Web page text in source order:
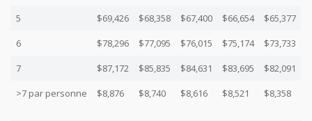
5
$69,426 $68,358 $67,400 $66,654
$65,377
6
$78,296 $77,095 $76,015 $75,174
$73,733
7
$87,172 $85,835 $84,631 $83,695
$82,091
>7 par personne
$8,876 $8,740 $8,616 $8,521 $8,358